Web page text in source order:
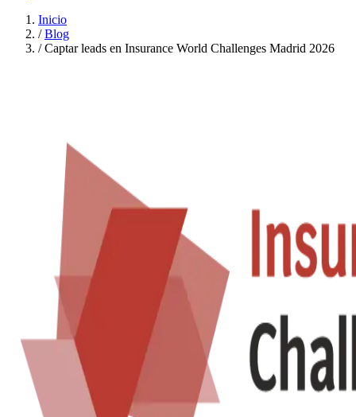
Inicio
/ Blog
/ Captar leads en Insurance World Challenges Madrid 2026